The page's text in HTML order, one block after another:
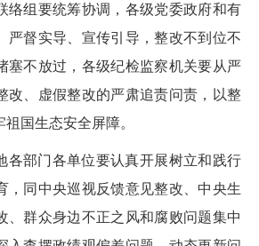
络组要统筹协调，各级党委政府和有
严督实导、宣传引导，整改不到位不
塞不放过，各级纪检监察机关要从严
改、虚假整改的严肃追责问责，以整
国生态安全屏障。
各部门各单位要认真开展树立和践行
，同中央巡视反馈意见整改、中央生
、群众身边不正之风和腐败问题集中